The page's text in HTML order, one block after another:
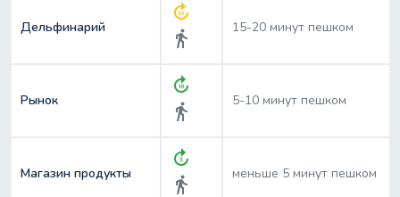
Дельфинарий
forward_30
directions_walk
15-20 минут пешком
Рынок
forward_10
directions_walk
5-10 минут пешком
Магазин продукты
forward_5
directions_walk
меньше 5 минут пешком